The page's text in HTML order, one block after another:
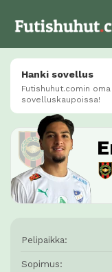
Hanki sovellus
Futishuhut.comin
sovelluskaupoissa!
Pelipaikka:
Sopimus: